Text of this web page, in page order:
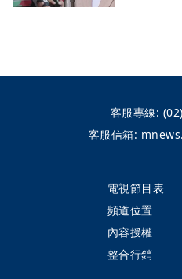
客服專線:
客服信箱:
電視節目表
頻道位置
內容授權
整合行銷